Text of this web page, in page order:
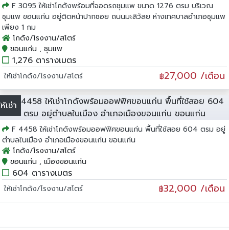
F 3095 ให้เช่าโกดังพร้อมที่จอดรถชุมแพ ขนาด 1276 ตรม บริเวณ
ชุมแพ ขอนแก่น อยู่ติดหน้าปากซอย ถนนมะลิวัลย ห่างเทศบาลอำเภอชุมแพ
เพียง 1 กม
โกดัง/โรงงาน/สโตร์
ขอนแก่น , ชุมแพ
1,276 ตารางเมตร
ให้เช่าโกดัง/โรงงาน/สโตร์ ฿27,000 /เดือน
เช่า
F 4458 ให้เช่าโกดังพร้อมออฟฟิศขอนแก่น พื้นที่ใช้สอย 604 ตรม อยู่
ตำบลในเมือง อำเภอเมืองขอนแก่น ขอนแก่น
โกดัง/โรงงาน/สโตร์
ขอนแก่น , เมืองขอนแก่น
604 ตารางเมตร
ให้เช่าโกดัง/โรงงาน/สโตร์ ฿32,000 /เดือน